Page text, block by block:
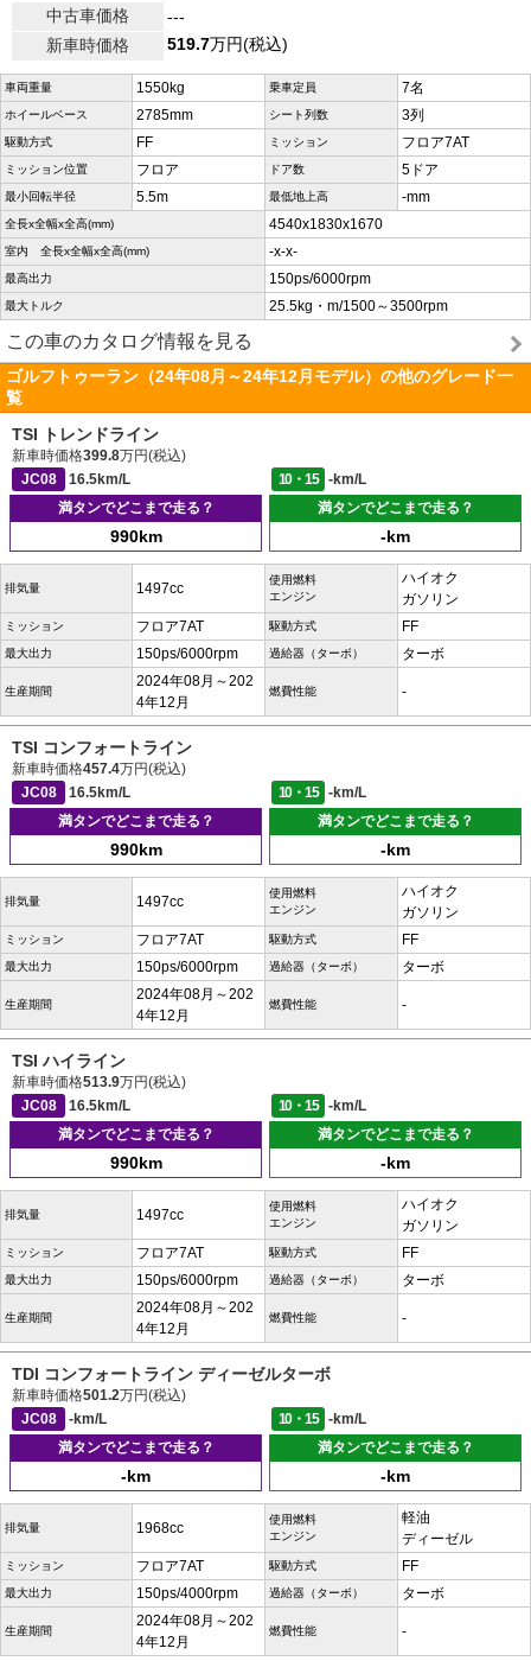
中古車価格
---
新車時価格
519.7万円(税込)
車両重量 1550kg 乗車定員 7名
ホイールベース 2785mm シート列数 3列
駆動方式 FF ミッション フロア7AT
ミッション位置 フロア ドア数 5ドア
最小回転半径 5.5m 最低地上高 -mm
全長x全幅x全高(mm) 4540x1830x1670
室内 全長x全幅x全高(mm) -x-x-
最高出力 150ps/6000rpm
最大トルク 25.5kg・m/1500～3500rpm
この車のカタログ情報を見る
ゴルフトゥーラン（24年08月～24年12月モデル）の他のグレード一
覧
TSI トレンドライン
新車時価格399.8万円(税込)
JC08
16.5km/L 10・15
-km/L
満タンでどこまで走る？
990km
満タンでどこまで走る？
-km
排気量 1497cc
使用燃料
エンジン
ハイオク
ガソリン
ミッション フロア7AT 駆動方式 FF
最大出力 150ps/6000rpm 過給器（ターボ） ターボ
生産期間
2024年08月～202
4年12月
燃費性能 -
TSI コンフォートライン
新車時価格457.4万円(税込)
JC08
16.5km/L 10・15
-km/L
満タンでどこまで走る？
990km
満タンでどこまで走る？
-km
排気量 1497cc
使用燃料
エンジン
ハイオク
ガソリン
ミッション フロア7AT 駆動方式 FF
最大出力 150ps/6000rpm 過給器（ターボ） ターボ
生産期間
2024年08月～202
4年12月
燃費性能 -
TSI ハイライン
新車時価格513.9万円(税込)
JC08
16.5km/L 10・15
-km/L
満タンでどこまで走る？
990km
満タンでどこまで走る？
-km
排気量 1497cc
使用燃料
エンジン
ハイオク
ガソリン
ミッション フロア7AT 駆動方式 FF
最大出力 150ps/6000rpm 過給器（ターボ） ターボ
生産期間
2024年08月～202
4年12月
燃費性能 -
TDI コンフォートライン ディーゼルターボ
新車時価格501.2万円(税込)
JC08
-km/L 10・15
-km/L
満タンでどこまで走る？
-km
満タンでどこまで走る？
-km
排気量 1968cc
使用燃料
エンジン
軽油
ディーゼル
ミッション フロア7AT 駆動方式 FF
最大出力 150ps/4000rpm 過給器（ターボ） ターボ
生産期間
2024年08月～202
4年12月
燃費性能 -